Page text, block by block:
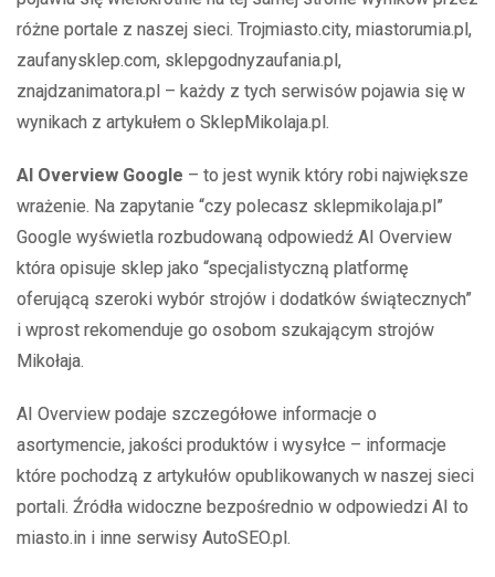
różne portale z naszej sieci. Trojmiasto.city, miastorumia.pl,
zaufanysklep.com, sklepgodnyzaufania.pl,
znajdzanimatora.pl – każdy z tych serwisów pojawia się w
wynikach z artykułem o SklepMikolaja.pl.
AI Overview Google – to jest wynik który robi największe
wrażenie. Na zapytanie “czy polecasz sklepmikolaja.pl”
Google wyświetla rozbudowaną odpowiedź AI Overview
która opisuje sklep jako “specjalistyczną platformę
oferującą szeroki wybór strojów i dodatków świątecznych”
i wprost rekomenduje go osobom szukającym strojów
Mikołaja.
AI Overview podaje szczegółowe informacje o
asortymencie, jakości produktów i wysyłce – informacje
które pochodzą z artykułów opublikowanych w naszej sieci
portali. Źródła widoczne bezpośrednio w odpowiedzi AI to
miasto.in i inne serwisy AutoSEO.pl.